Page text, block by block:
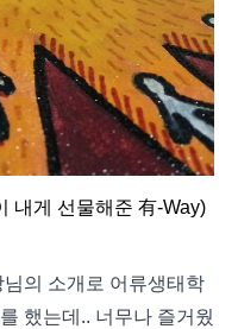
내게 선물해준 有-Way)
의 소개로 어류생태학
했는데.. 너무나 즐거웠